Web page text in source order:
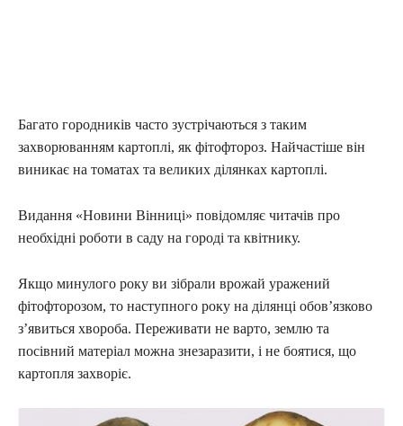
Багато городників часто зустрічаються з таким
захворюванням картоплі, як фітофтороз. Найчастіше він
виникає на томатах та великих ділянках картоплі.
Видання «Новини Вінниці» повідомляє читачів про
необхідні роботи в саду на городі та квітнику.
Якщо минулого року ви зібрали врожай уражений
фітофторозом, то наступного року на ділянці обов’язково
з’явиться хвороба. Переживати не варто, землю та
посівний матеріал можна знезаразити, і не боятися, що
картопля захворіє.